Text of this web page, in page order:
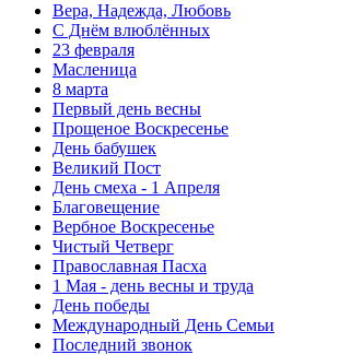
Вера, Надежда, Любовь
С Днём влюблённых
23 февраля
Масленица
8 марта
Первый день весны
Прощеное Воскресенье
День бабушек
Великий Пост
День смеха - 1 Апреля
Благовещение
Вербное Воскресенье
Чистый Четверг
Православная Пасха
1 Мая - день весны и труда
День победы
Международный День Семьи
Последний звонок